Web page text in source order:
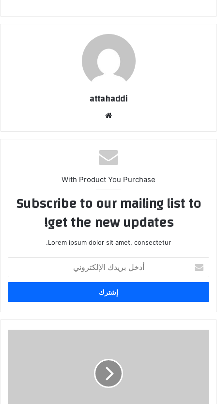
attahaddi
الوي
ب
With Product You Purchase
Subscribe to our mailing list to
get the new updates!
Lorem ipsum dolor sit amet, consectetur.
خ
ب
ر